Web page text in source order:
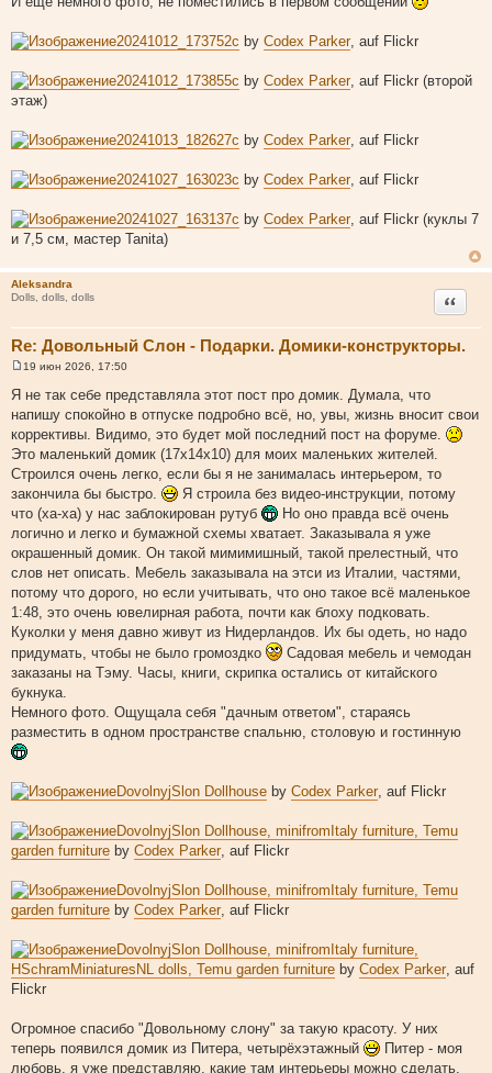
о
щ
е
и
е
20241012_173752c by Codex Parker, auf Flickr
20241012_173855c by Codex Parker, auf Flickr (второй
этаж)
20241013_182627c by Codex Parker, auf Flickr
20241027_163023c by Codex Parker, auf Flickr
20241027_163137c by Codex Parker, auf Flickr (куклы 7
и 7,5 см, мастер Tanita)
Aleksandra
Dolls, dolls, dolls
Re: Довольный Слон - Подарки. Домики-конструкторы.
Цитата
о
б
е
н
е
19 июн 2026, 17:50
Я не так себе представляла этот пост про домик. Думала, что
напишу спокойно в отпуске подробно всё, но, увы, жизнь вносит свои
коррективы. Видимо, это будет мой последний пост на форуме.
Это маленький домик (17х14х10) для моих маленьких жителей.
Строился очень легко, если бы я не занималась интерьером, то
закончила бы быстро.
Я строила без видео-инструкции, потому
что (ха-ха) у нас заблокирован рутуб
Но оно правда всё очень
логично и легко и бумажной схемы хватает. Заказывала я уже
окрашенный домик. Он такой мимимишный, такой прелестный, что
слов нет описать. Мебель заказывала на этси из Италии, частями,
потому что дорого, но если учитывать, что оно такое всё маленькое
1:48, это очень ювелирная работа, почти как блоху подковать.
Куколки у меня давно живут из Нидерландов. Их бы одеть, но надо
придумать, чтобы не было громоздко
Садовая мебель и чемодан
заказаны на Тэму. Часы, книги, скрипка остались от китайского
букнука.
Немного фото. Ощущала себя "дачным ответом", стараясь
разместить в одном пространстве спальню, столовую и гостинную
DovolnyjSlon Dollhouse by Codex Parker, auf Flickr
DovolnyjSlon Dollhouse, minifromItaly furniture, Temu
garden furniture by Codex Parker, auf Flickr
DovolnyjSlon Dollhouse, minifromItaly furniture, Temu
garden furniture by Codex Parker, auf Flickr
DovolnyjSlon Dollhouse, minifromItaly furniture,
HSchramMiniaturesNL dolls, Temu garden furniture by Codex Parker, auf
Flickr
Огромное спасибо "Довольному слону" за такую красоту. У них
теперь появился домик из Питера, четырёхэтажный
Питер - моя
любовь, я уже представляю, какие там интерьеры можно сделать,